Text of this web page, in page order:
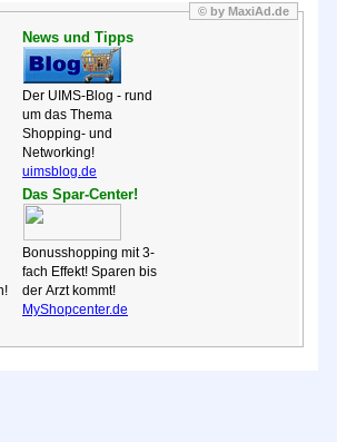
© by MaxiAd.de
News und Tipps
Der UIMS-Blog - rund
um das Thema
Shopping- und
Networking!
uimsblog.de
Das Spar-Center!
Bonusshopping mit 3-
fach Effekt! Sparen bis
der Arzt kommt!
MyShopcenter.de